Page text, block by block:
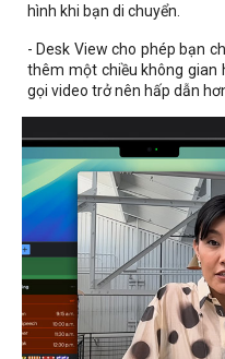
hình khi bạn di chuyển.
- Desk View cho phép bạn
thêm một chiều không gian
gọi video trở nên hấp dẫn